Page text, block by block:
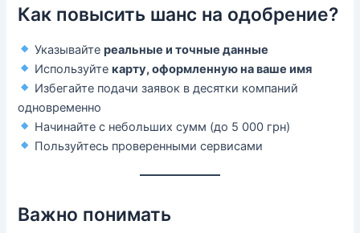
Как повысить шанс на одобрение?
Указывайтереальные и точные данные
Используйтекарту, оформленную на ваше имя
Избегайте подачи заявок в десятки компаний
одновременно
Начинайте с небольших сумм (до 5 000 грн)
Пользуйтесь проверенными сервисами
Важно понимать